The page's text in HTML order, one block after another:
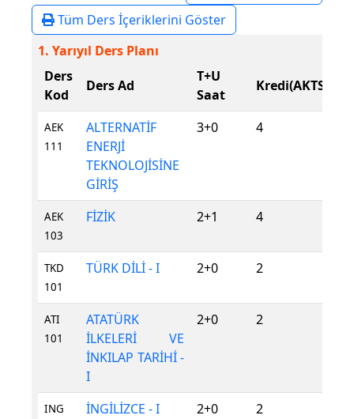
Tüm Ders İçeriklerini Göster
1. Yarıyıl Ders Planı
Ders
Kod
Ders Ad
T+U
Saat
Kredi(AKTS)
AEK
111
ALTERNATİF
ENERJİ
TEKNOLOJİSİNE
GİRİŞ
3+0 4
AEK
103
FİZİK 2+1 4
TKD
101
TÜRK DİLİ - I 2+0 2
ATI
101
ATATÜRK
İLKELERİ VE
İNKILAP TARİHİ -
I
2+0 2
ING
İNGİLİZCE - I 2+0 2